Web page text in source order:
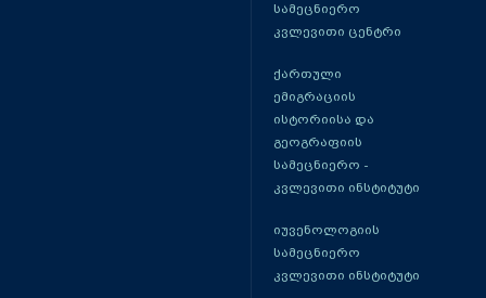
სამეცნიერო
კვლევითი ცენტრი
ქართული
ემიგრაციის
ისტორიისა და
გეოგრაფიის
სამეცნიერო -
კვლევითი ინსტიტუტი
იუვენოლოგიის
სამეცნიერო
კვლევითი ინსტიტუტი